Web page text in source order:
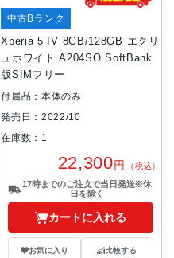
Xperia 5 IV 8GB/128GB エクリ
ュホワイト A204SO SoftBank
版SIMフリー
中古Bランク
付属品：本体のみ
発売日：2022/10
在庫数：1
22,300円 （税込）
17時までのご注文で当日発送※休
日を除く
カートに入れる
お気に入り 比較する